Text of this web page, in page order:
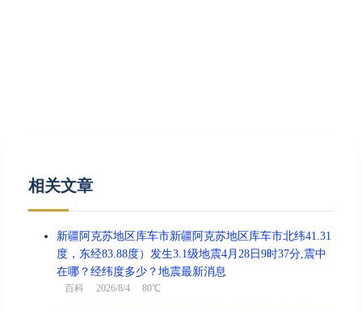
相关文章
新疆阿克苏地区库车市新疆阿克苏地区库车市北纬41.31
度，东经83.88度）发生3.1级地震4月28日9时37分,震中
在哪？经纬度多少？地震最新消息
百科 2026/8/4 80℃